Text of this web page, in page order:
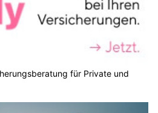
für Private und